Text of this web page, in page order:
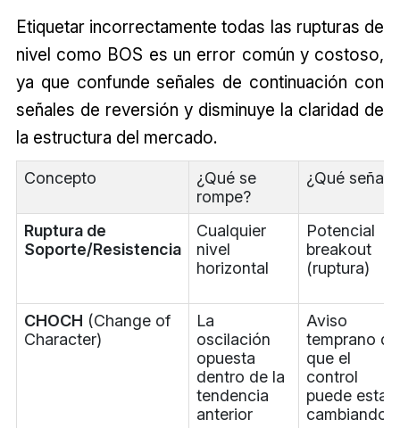
Etiquetar incorrectamente todas las rupturas de
nivel como BOS es un error común y costoso,
ya que confunde señales de continuación con
señales de reversión y disminuye la claridad de
la estructura del mercado.
Concepto
¿Qué se
rompe?
¿Qué
Ruptura de
Soporte/Resistencia
Cualquier
nivel
horizontal
Potencial
breakout
(ruptura)
CHOCH (Change of
Character)
La
oscilación
opuesta
dentro de la
tendencia
anterior
Aviso
temprano de
que el
control
puede estar
cambiando